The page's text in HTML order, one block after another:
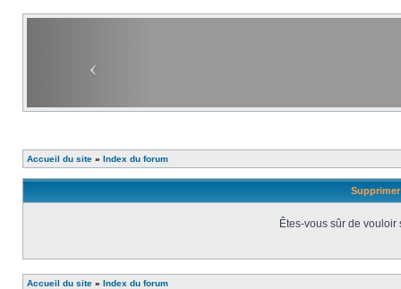
Accueil du site » Index du forum
Êtes-vous sûr de
Accueil du site » Index du forum